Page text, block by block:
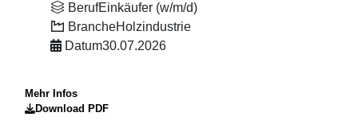
BerufEinkäufer (w/m/d)
BrancheHolzindustrie
Datum30.07.2026
Mehr Infos
Download PDF